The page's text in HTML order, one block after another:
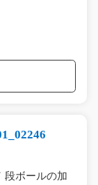
段ボールの加